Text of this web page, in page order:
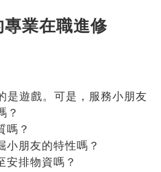
業在職進修
是遊戲。可是，服務小朋友
？
嗎？
小朋友的特性嗎？
安排物資嗎？